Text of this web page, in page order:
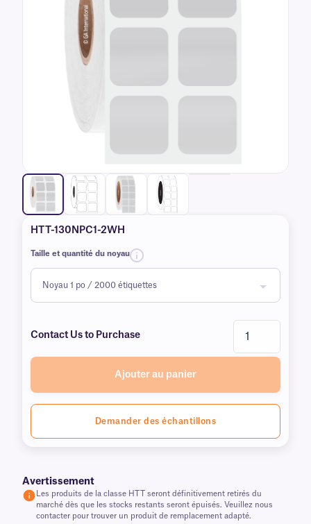
HTT-130NPC1-2WH
Taille et quantité du noyau
Contact Us to Purchase
Ajouter au panier
Demander des échantillons
Avertissement
Les produits de la classe HTT seront définitivement retirés du
marché dès que les stocks restants seront épuisés. Veuillez nous
contacter pour trouver un produit de remplacement adapté.